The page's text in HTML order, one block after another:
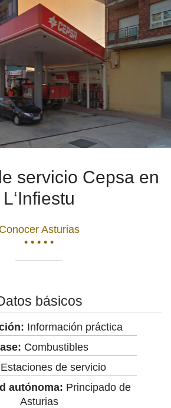
servicio Cepsa en
L‘Infiestu
Conocer Asturias
• • • • •
básicos
Información práctica
Combustibles
Estaciones de servicio
autónoma: Principado de
Asturias